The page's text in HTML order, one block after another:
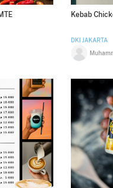
Kebab
DKI JAKARTA